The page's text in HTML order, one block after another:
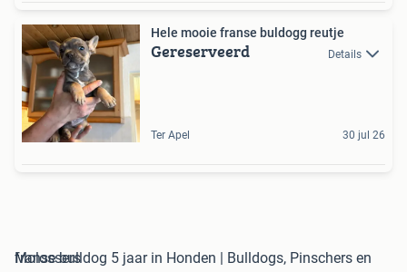
Hele mooie franse buldogg reutje
Gereserveerd Details
Ter Apel 30 jul 26
franse bulldog 5 jaar in Honden | Bulldogs, Pinschers en Molossers